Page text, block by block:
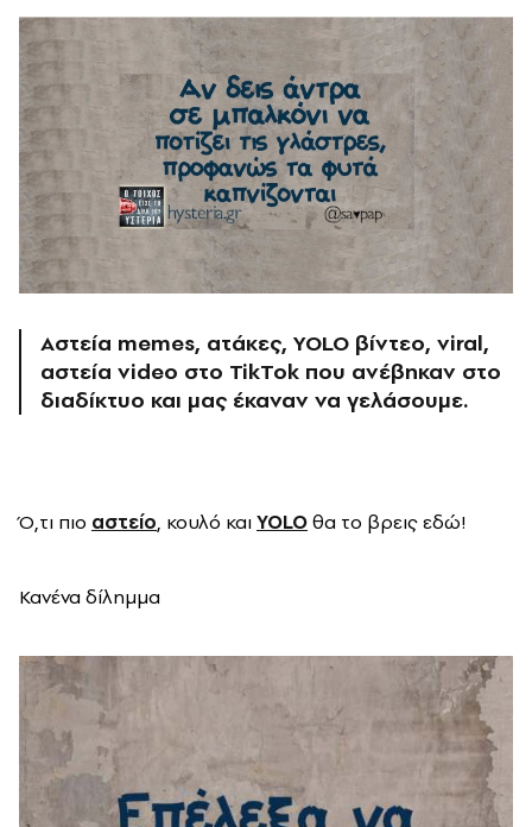
Αστεία memes, ατάκες, YOLO βίντεο, viral,
αστεία video στο TikTok που ανέβηκαν στο
διαδίκτυο και μας έκαναν να γελάσουμε.
Ό,τι πιο αστείο, κουλό καιYOLOθα το βρεις εδώ!
Κανένα δίλημμα